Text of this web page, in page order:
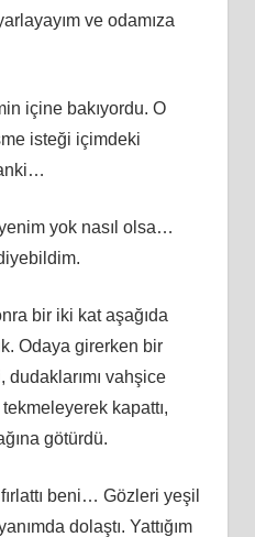
ve odamıza
içine bakıyordu. O
isteği içimdeki
yok nasıl olsa…
bir iki kat aşağıda
Odaya girerken bir
dudaklarımı vahşice
kapattı,
götürdü.
beni… Gözleri yeşil
dolaştı. Yattığım